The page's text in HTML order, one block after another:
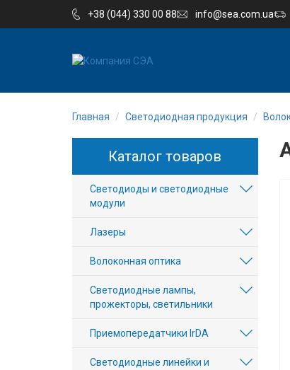
+38 (044) 330 00 88 info@sea.com.ua
Компания
Производство
Услуги
Новости
Вакансии
авторизация
Главная Светодиодная продукция
Каталог товаров
Светодиоды и светодиодные
модули
Лазеры
Волоконная оптика
Светодиодные лампы,
прожекторы, светильники
Приемопередатчики IrDA
Светодиодные линейки и